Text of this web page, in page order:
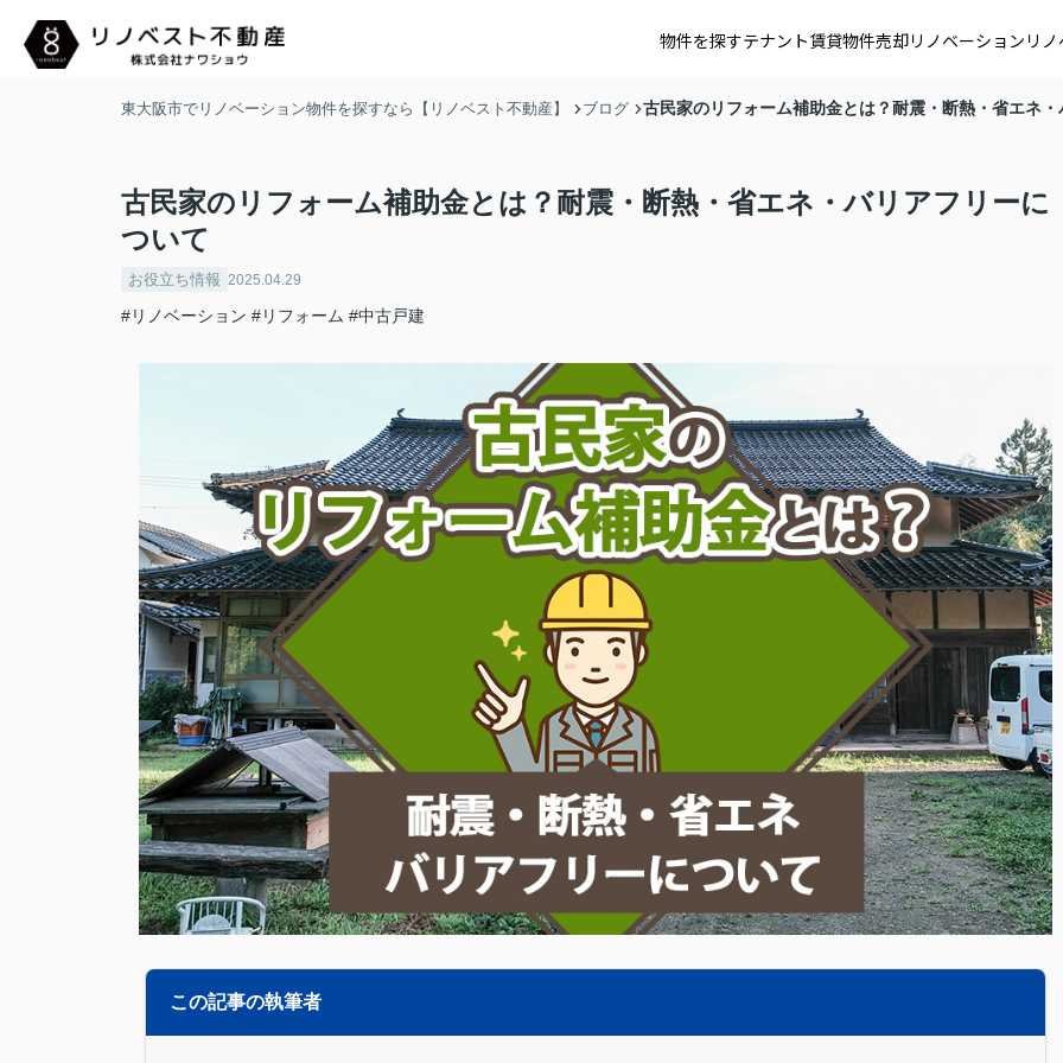
物件を探すテナント賃貸物件売却リノベーション リ
東大阪市でリノベーション物件を探すなら【リノベスト不動産】 ブログ 古民家のリフォーム補助金とは？耐震・断熱・省エネ
古民家のリフォーム補助金とは？耐震・断熱・省エネ・バリアフリーに
ついて
お役立ち情報 2025.04.29
#リノベーション #リフォーム #中古戸建
この記事の執筆者